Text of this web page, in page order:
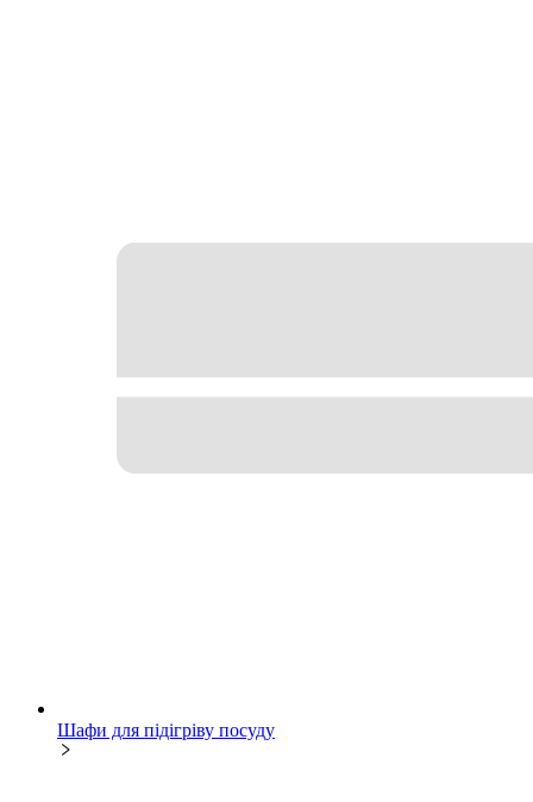
Шафи для підігріву посуду